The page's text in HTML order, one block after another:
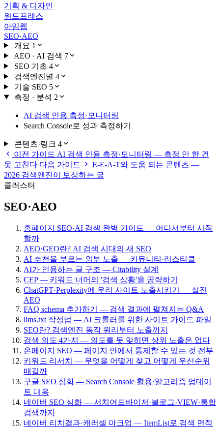
기획 & 디자인
워드프레스
아임웹
SEO·AEO
개요 1
AEO · AI 검색 7
SEO 기초 4
검색엔진별 4
기술 SEO 5
측정 · 분석 2
AI 검색 인용 측정·모니터링
Search Console로 성과 측정하기
콘텐츠·링크 4
이전 가이드 AI 검색 인용 측정·모니터링 — 측정 안 한 건
못 고친다 다음 가이드
E-E-A-T와 도움 되는 콘텐츠 —
2026 검색엔진이 보상하는 글
클러스터
SEO·AEO
홈페이지 SEO·AI 검색 완벽 가이드 — 어디서부터 시작
할까
AEO·GEO란? AI 검색 시대의 새 SEO
AI 추천을 부르는 외부 노출 — 커뮤니티·리스티클
AI가 인용하는 글 구조 — Citability 설계
CEP — 키워드 너머의 '검색 상황'을 공략하기
ChatGPT·Perplexity에 우리 사이트 노출시키기 — 실전
AEO
FAQ schema 추가하기 — 검색 결과에 펼쳐지는 Q&A
llms.txt 작성법 — AI 크롤러를 위한 사이트 가이드 파일
SEO란? 검색엔진 동작 원리부터 노출까지
검색 의도 4가지 — 의도를 못 맞히면 상위 노출은 없다
온페이지 SEO — 페이지 안에서 통제할 수 있는 것 전부
키워드 리서치 — 무엇을 어떻게 찾고 어떻게 우선순위
매길까
구글 SEO 심화 — Search Console 활용·알고리즘 업데이
트 대응
네이버 SEO 심화 — 서치어드바이저·블로그·VIEW·통합
검색까지
네이버 리치결과·캐러셀 마크업 — ItemList로 검색 면적